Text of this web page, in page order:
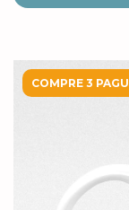
COMPRE 3